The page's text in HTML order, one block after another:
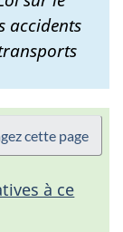
accidents
cette page
à ce